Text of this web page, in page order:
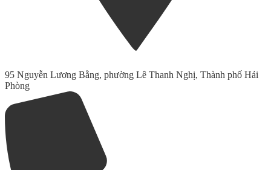
95 Nguyễn Lương Bằng, phường Lê Thanh Nghị, Thành phố Hải
Phòng